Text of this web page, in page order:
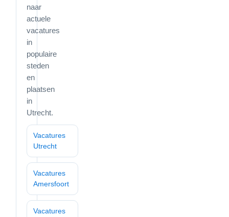
naar
actuele
vacatures
in
populaire
steden
en
plaatsen
in
Utrecht.
Vacatures
Utrecht
Vacatures
Amersfoort
Vacatures